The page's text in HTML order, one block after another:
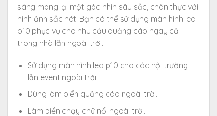
sáng mang lại một góc nhìn sâu sắc, chân thực với
hình ảnh sắc nét. Bạn có thể sử dụng màn hình led
p10 phục vụ cho nhu cầu quảng cáo ngay cả
trong nhà lẫn ngoài trời.
Sử dụng màn hình led p10 cho các hội trường
lẫn event ngoài trời.
Dùng làm biển quảng cáo ngoài trời.
Làm biển chạy chữ nổi ngoài trời.